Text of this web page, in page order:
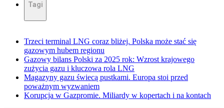
Tagi
Trzeci terminal LNG coraz bliżej. Polska może stać się
gazowym hubem regionu
Gazowy bilans Polski za 2025 rok: Wzrost krajowego
zużycia gazu i kluczowa rola LNG
Magazyny gazu świecą pustkami. Europa stoi przed
poważnym wyzwaniem
Korupcja w Gazpromie. Miliardy w kopertach i na kontach